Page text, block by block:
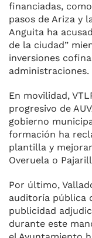
financiadas,
pasos de Ariza y
Anguita ha
de la ciudad”
inversiones
administraciones.
En movilidad,
progresivo de
gobierno
formación ha
plantilla y
Overuela o
Por último,
auditoría pública
publicidad
durante este